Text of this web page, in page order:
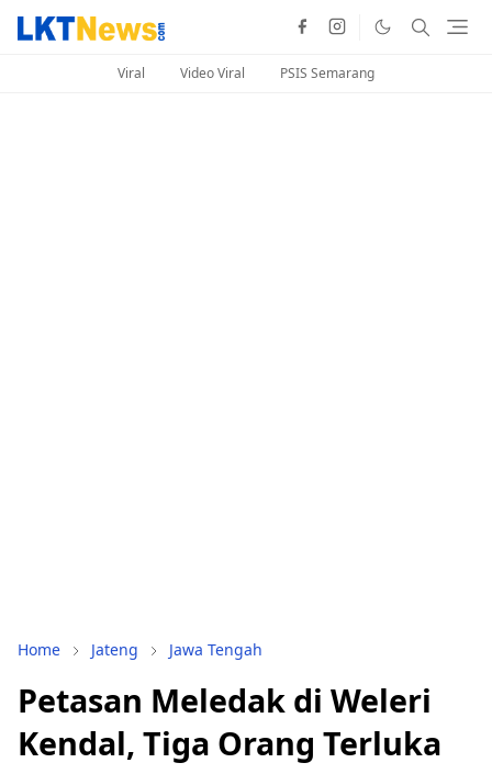
Viral Video Viral PSIS Semarang
Home Jateng Jawa Tengah
Petasan Meledak di Weleri
Kendal, Tiga Orang Terluka